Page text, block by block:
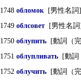
1748 обломок [男性名詞
1749 облсовет [男性名詞
1750 облупить [動詞（
1751 облупливать [動詞
1752 облучить [動詞（